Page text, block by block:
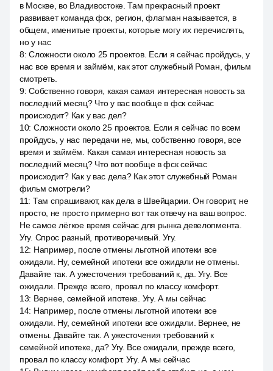
в Москве, во Владивостоке. Там прекрасный проект
развивает команда фск, регион, флагман называется, в
общем, именитые проекты, которые могу их перечислять,
но у нас
8:Сложности около 25 проектов. Если я сейчас пройдусь, у
нас все время и займём, как этот служебный Роман, фильм
смотреть.
9:Собственно говоря, какая самая интересная новость за
последний месяц? Что у вас вообще в фск сейчас
происходит? Как у вас дел?
10: Сложности около 25 проектов. Если я сейчас по всем
пройдусь, у нас передачи не, мы, собственно говоря, все
время и займём. Какая самая интересная новость за
последний месяц? Что вот вообще в фск сейчас
происходит? Как у вас дела? Как этот служебный Роман
фильм смотрели?
11: Там спрашивают, как дела в Швейцарии. Он говорит, не
просто, не просто примерно вот так отвечу на ваш вопрос.
Не самое лёгкое время сейчас для рынка девелопмента.
Угу. Спрос разный, противоречивый. Угу.
12: Например, после отмены льготной ипотеки все
ожидали. Ну, семейной ипотеки все ожидали не отмены.
Давайте так. А ужесточения требований к, да. Угу. Все
ожидали. Прежде всего, провал по классу комфорт.
13: Вернее, семейной ипотеке. Угу. А мы сейчас
14: Например, после отмены льготной ипотеки все
ожидали. Ну, семейной ипотеки все ожидали. Вернее, не
отмены. Давайте так. А ужесточения требований к
семейной ипотеке, да? Угу. Все ожидали, прежде всего,
провал по классу комфорт. Угу. А мы сейчас